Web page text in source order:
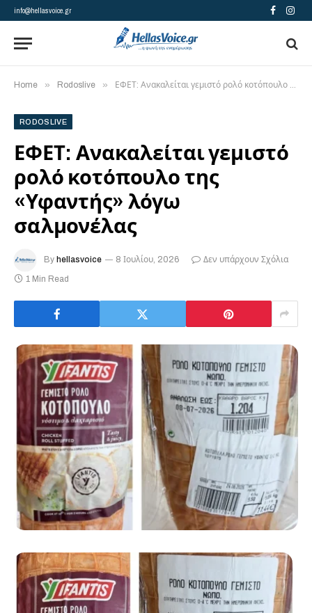
info@hellasvoice.gr Facebook
Home » Rodoslive » ΕΦΕΤ: Ανακαλείται γεμιστό ρολό κοτόπουλο της «Υφαντής» λόγω σαλμονέλας
RODOSLIVE
ΕΦΕΤ: Ανακαλείται γεμιστό
ρολό κοτόπουλο της
«Υφαντής» λόγω
σαλμονέλας
By hellasvoice 8 Ιουλίου, 2026
Δεν υπάρχουν Σχόλια
1 Min Read